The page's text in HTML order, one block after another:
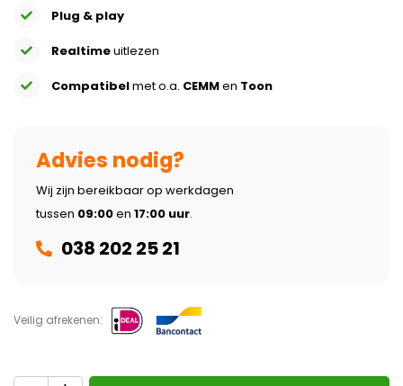
Plug & play
Realtimeuitlezen
Compatibelmet o.a. CEMMen Toon
Advies nodig?
Wij zijn bereikbaar op werkdagen
tussen 09:00en 17:00 uur.
038 202 25 21
Veilig afrekenen: